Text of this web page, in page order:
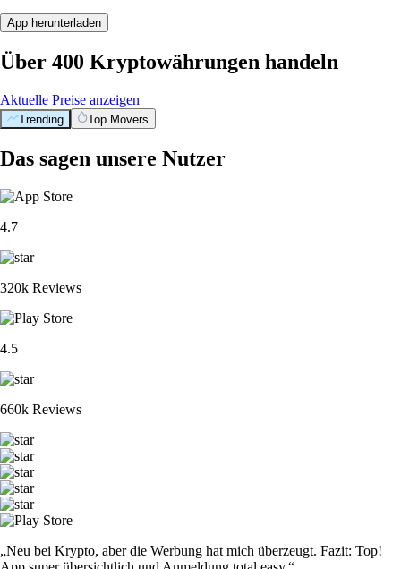
App herunterladen
Über 400 Kryptowährungen handeln
Aktuelle Preise anzeigen
Trending Top Movers
Das sagen unsere Nutzer
4.7
320k Reviews
4.5
660k Reviews
„Neu bei Krypto, aber die Werbung hat mich überzeugt. Fazit: Top!